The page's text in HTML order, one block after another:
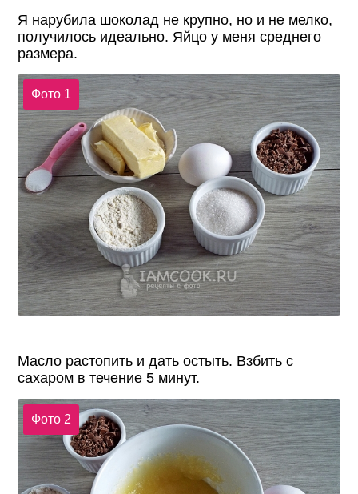
Я нарубила шоколад не крупно, но и не мелко,
получилось идеально. Яйцо у меня среднего
размера.
Фото 1
Масло растопить и дать остыть. Взбить с
сахаром в течение 5 минут.
Фото 2